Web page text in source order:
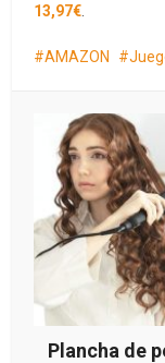
13,97€
AMAZON
Plancha de